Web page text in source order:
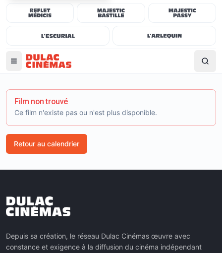
Film non trouvé
Ce film n'existe pas ou n'est plus disponible.
Retour au calendrier
Depuis sa création, le réseau Dulac Cinémas œuvre avec
constance et exigence à la diffusion du cinéma indépendant